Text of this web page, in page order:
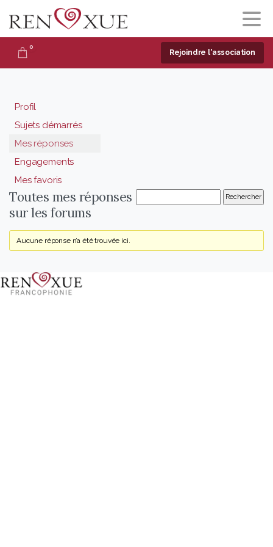
0
Rejoindre l'association
Profil
Sujets démarrés
Mes réponses
Engagements
Mes favoris
Toutes mes réponses
sur les forums
Aucune réponse n’a été trouvée ici.